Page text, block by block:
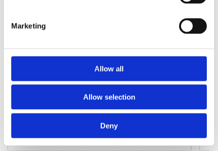
Marketing
Allow all
Allow selection
Deny
Agregaty układu kierowniczego (9)